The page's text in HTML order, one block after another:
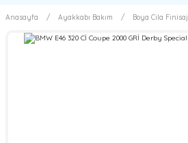
Anasayfa Ayakkabı Bakım Boya Cila Finisaj